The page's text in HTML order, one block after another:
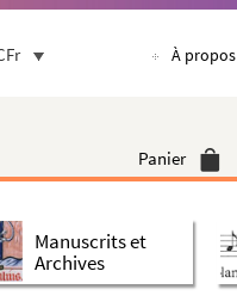
À propos
Panier
Manuscrits et
Archives